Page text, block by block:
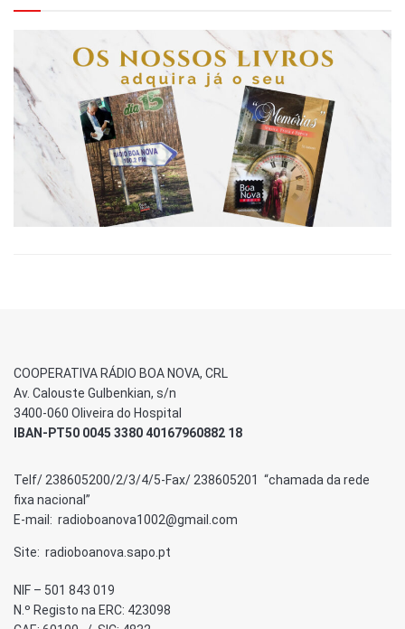
COOPERATIVA RÁDIO BOA NOVA, CRL
Av. Calouste Gulbenkian, s/n
3400-060 Oliveira do Hospital
IBAN-PT50 0045 3380 40167960882 18
Telf/ 238605200/2/3/4/5-Fax/ 238605201 “chamada da rede
fixa nacional”
E-mail: radioboanova1002@gmail.com
Site: radioboanova.sapo.pt
NIF – 501 843 019
N.º Registo na ERC: 423098